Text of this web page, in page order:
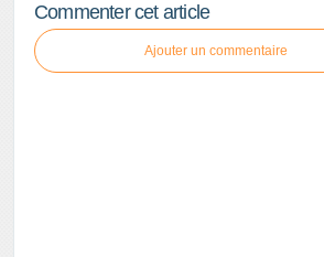
Commenter cet article
Ajouter un commentaire